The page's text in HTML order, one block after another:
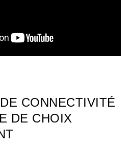
CONNECTIVITÉ
DE CHOIX